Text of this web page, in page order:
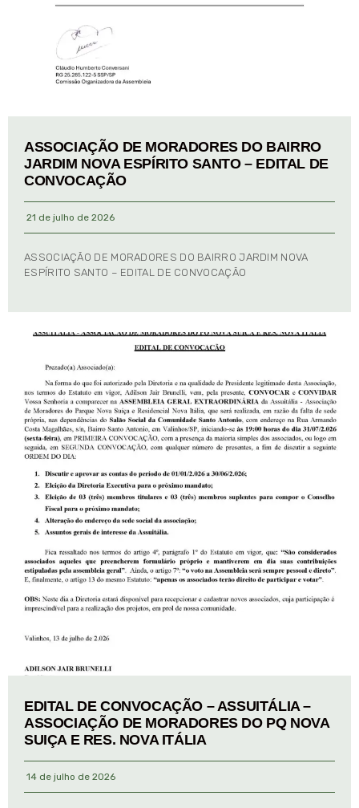
ASSOCIAÇÃO DE MORADORES DO BAIRRO
JARDIM NOVA ESPÍRITO SANTO – EDITAL DE
CONVOCAÇÃO
21 de julho de 2026
ASSOCIAÇÃO DE MORADORES DO BAIRRO JARDIM NOVA
ESPÍRITO SANTO – EDITAL DE CONVOCAÇÃO
EDITAL DE CONVOCAÇÃO – ASSUITÁLIA –
ASSOCIAÇÃO DE MORADORES DO PQ NOVA
SUIÇA E RES. NOVA ITÁLIA
14 de julho de 2026